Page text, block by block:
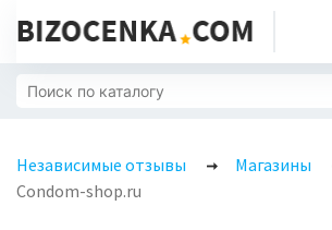
Независимые отзывы
Магазины
Condom-shop.ru